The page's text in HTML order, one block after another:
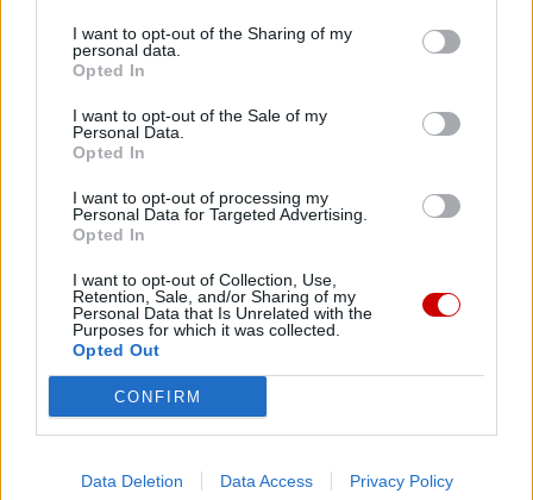
I want to opt-out of the Sharing of my
personal data.
Opted In
I want to opt-out of the Sale of my
Personal Data.
Opted In
I want to opt-out of processing my
Personal Data for Targeted Advertising.
Opted In
I want to opt-out of Collection, Use,
Retention, Sale, and/or Sharing of my
Personal Data that Is Unrelated with the
Purposes for which it was collected.
Opted Out
CONFIRM
Data Deletion Data Access Privacy Policy
Kard. Parolin w Meksyku: modlitwa, obecność i świadectwo
drogą do pokoju
Popularne